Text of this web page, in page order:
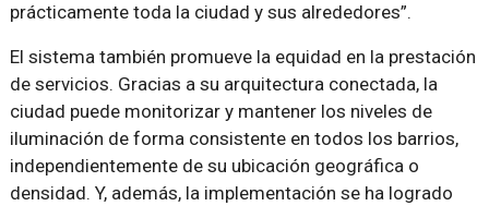
prácticamente toda la ciudad y sus alrededores”.
El sistema también promueve la equidad en la prestación
de servicios. Gracias a su arquitectura conectada, la
ciudad puede monitorizar y mantener los niveles de
iluminación de forma consistente en todos los barrios,
independientemente de su ubicación geográfica o
densidad. Y, además, la implementación se ha logrado